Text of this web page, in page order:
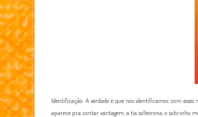
Identificação. A verdade é que nos identificamos com
aparece pra contar vantagem, a tia solteirona, o sobrinho